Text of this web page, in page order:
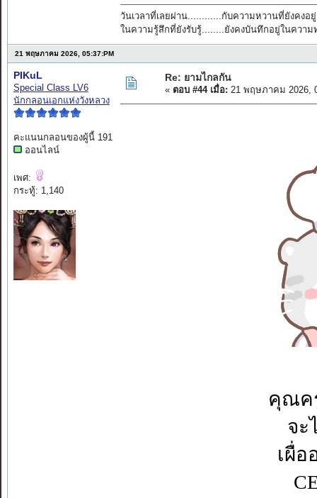
วันเวลาที่เลยผ่าน............กับความหวานที่ยังคงอยู่
ในความรู้สึกที่ยังรับรู้........ยังคงบันทึกอยู่ในความ
21 พฤษภาคม 2026, 05:37:PM
PIKuL
Special Class LV6
นักกลอนเอกแห่งวังหลวง
คะแนนกลอนของผู้นี้ 191
ออนไลน์
เพศ:
กระทู้: 1,140
Re: ยามไกลกัน
« ตอบ #44 เมื่อ: 21 พฤษภาคม 2026,
คุณค
จะ
เผื่